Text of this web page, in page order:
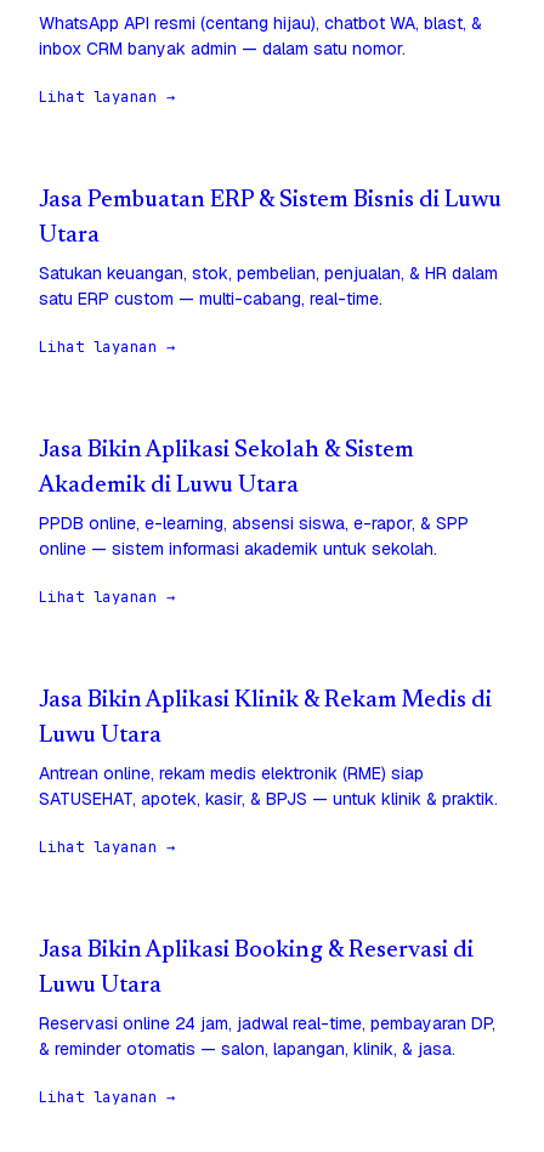
WhatsApp API resmi (centang hijau), chatbot WA, blast, &
inbox CRM banyak admin — dalam satu nomor.
Lihat layanan →
Jasa Pembuatan ERP & Sistem Bisnis di Luwu
Utara
Satukan keuangan, stok, pembelian, penjualan, & HR dalam
satu ERP custom — multi-cabang, real-time.
Lihat layanan →
Jasa Bikin Aplikasi Sekolah & Sistem
Akademik di Luwu Utara
PPDB online, e-learning, absensi siswa, e-rapor, & SPP
online — sistem informasi akademik untuk sekolah.
Lihat layanan →
Jasa Bikin Aplikasi Klinik & Rekam Medis di
Luwu Utara
Antrean online, rekam medis elektronik (RME) siap
SATUSEHAT, apotek, kasir, & BPJS — untuk klinik & praktik.
Lihat layanan →
Jasa Bikin Aplikasi Booking & Reservasi di
Luwu Utara
Reservasi online 24 jam, jadwal real-time, pembayaran DP,
& reminder otomatis — salon, lapangan, klinik, & jasa.
Lihat layanan →